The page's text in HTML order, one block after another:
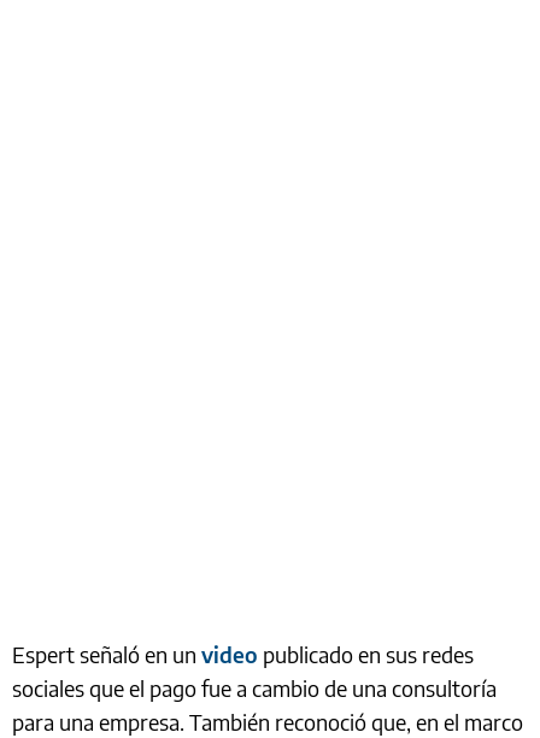
Espert señaló en un video publicado en sus redes
sociales que el pago fue a cambio de una consultoría
para una empresa. También reconoció que, en el marco